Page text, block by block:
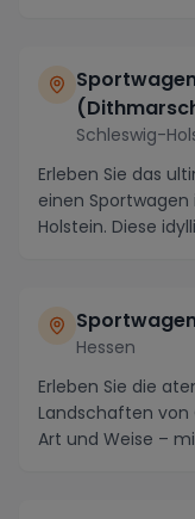
Schleswig-
Erleben Sie das
einen
Holstein. Diese
Hessen
Erleben Sie die
Landschaften von
Art und Weise –